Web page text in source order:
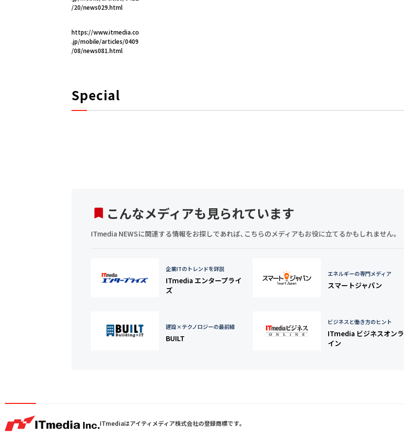
/20/news029.html
https://www.itmedia.co
.jp/mobile/articles/0409
/08/news081.html
Special
こんなメディアも見られています
ITmedia NEWSに関連する情報をお探しであれば、こちらのメディアもお役に立てるかもしれません。
企業ITのトレンドを詳説
ITmedia エンタープライ
ズ
エネルギーの専門メディア
スマートジャパン
建設×テクノロジーの最前線
BUILT
ビジネスと働き方のヒント
ITmedia ビジネスオンラ
イン
ITmediaはアイティメディア株式会社の登録商標です。